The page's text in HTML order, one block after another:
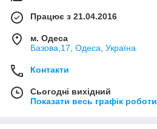
Працює з 21.04.2016
м. Одеса
Базова,17, Одеса, Україна
Контакти
Сьогодні вихідний
Показати весь графік роботи